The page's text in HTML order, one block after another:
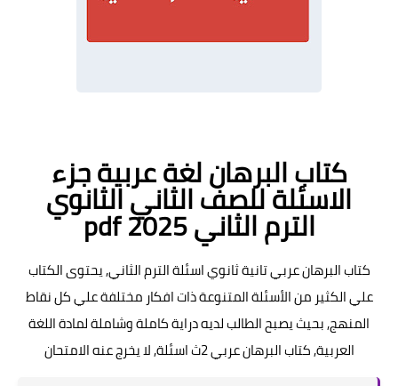
كتاب البرهان لغة عربية جزء
الاسئلة للصف الثاني الثانوي
الترم الثاني pdf 2025
كتاب البرهان عربي تانية ثانوي اسئلة الترم الثاني, يحتوى الكتاب
علي الكثير من الأسئلة المتنوعة ذات افكار مختلفة علي كل نقاط
المنهج, بحيث يصبح الطالب لديه دراية كاملة وشاملة لمادة اللغة
العربية, كتاب البرهان عربي 2ث اسئلة, لا يخرج عنه الامتحان